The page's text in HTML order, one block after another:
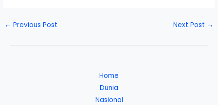
← Previous Post Next Post →
Home
Dunia
Nasional